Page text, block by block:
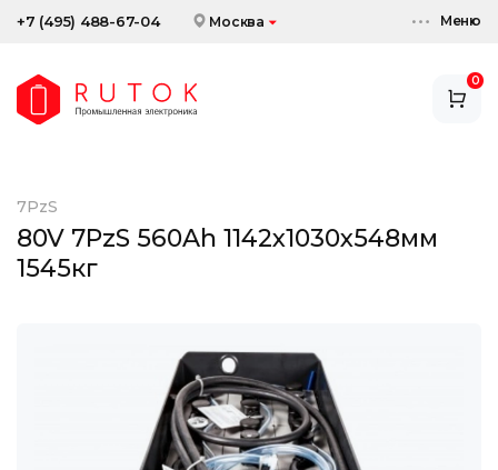
+7 (495) 488-67-04 Москва Меню
0
АККУМУЛЯТОРЫ
СКИДКИ И АКЦИИ
7PzS
80V 7PzS 560Ah 1142х1030х548мм
1545кг